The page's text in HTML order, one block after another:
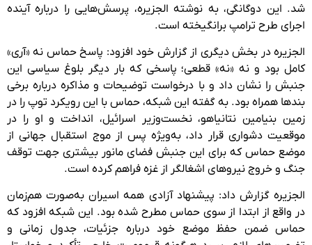
شد. این دوگانگی، به نوشته الجزیره، پرسش‌هایی را درباره آینده
اجرای طرح ترامپ برانگیخته است.
الجزیره در بخش دیگری از گزارش خود افزود: پاسخ حماس نه «آری»
کامل بود و نه «نه» قطعی؛ پاسخی که بار دیگر بلوغ سیاسی این
جنبش را نشان داد و با درخواست توضیحات و مذاکره درباره برخی
بندها همراه بود. به گفته این شبکه، حماس با این رویکرد توپ را در
زمین بنیامین نتانیاهو، نخست‌وزیر اسرائیل، انداخت و او را در
موقعیت دشواری قرار داد، به‌ویژه پس از موج استقبال جهانی از
موضع حماس که برای این جنبش فضای مانور بیشتری جهت توقف
جنگ و خروج نیروهای اشغالگر از غزه فراهم کرده است.
الجزیره گزارش داد: پیشنهاد آزادی همه اسیران به‌صورت هم‌زمان
در واقع از ابتدا از سوی حماس مطرح شده بود. این شبکه افزود که
حماس ضمن حفظ موضع خود درباره جزئیات، جدول زمانی و